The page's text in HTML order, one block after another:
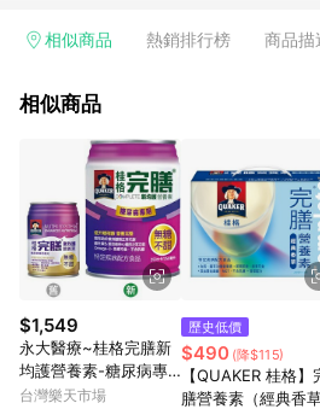
電玩/遊戲/相機/單眼/鏡頭/拍立得 [2024/
的購回饋活動享Yahoo超贈點回饋者 - 購物
3. 訂單回饋金額將扣除運費/購物金/超贈
價券等虛擬貨幣折抵 4. 大宗採購或批發轉
有相關事證認定您為大宗採購、批發轉賣
相關認定以Yahoo購物中心之認定為準
相似商品 熱銷排行榜 商品描
相似商品
$1,549
永大醫療~桂格完膳新
均護營養素-糖尿病專
用配方(低糖/無糖不甜/
台灣樂天市場
歷史低價
$490 (降$115)
【QUAKER 桂格】
膳營養素（經典香